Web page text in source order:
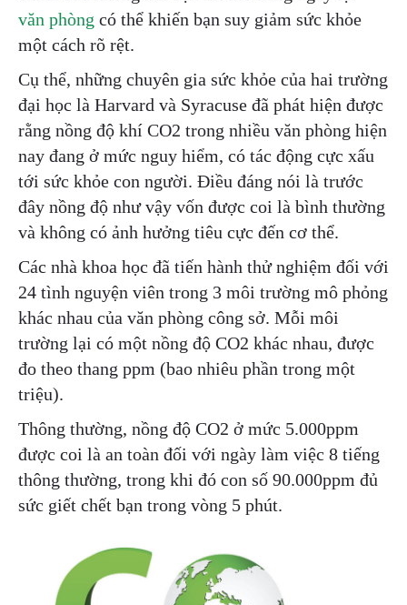
văn phòng có thể khiến bạn suy giảm sức khỏe
một cách rõ rệt.
Cụ thể, những chuyên gia sức khỏe của hai trường
đại học là Harvard và Syracuse đã phát hiện được
rằng nồng độ khí CO2 trong nhiều văn phòng hiện
nay đang ở mức nguy hiểm, có tác động cực xấu
tới sức khỏe con người. Điều đáng nói là trước
đây nồng độ như vậy vốn được coi là bình thường
và không có ảnh hưởng tiêu cực đến cơ thể.
Các nhà khoa học đã tiến hành thử nghiệm đối với
24 tình nguyện viên trong 3 môi trường mô phỏng
khác nhau của văn phòng công sở. Mỗi môi
trường lại có một nồng độ CO2 khác nhau, được
đo theo thang ppm (bao nhiêu phần trong một
triệu).
Thông thường, nồng độ CO2 ở mức 5.000ppm
được coi là an toàn đối với ngày làm việc 8 tiếng
thông thường, trong khi đó con số 90.000ppm đủ
sức giết chết bạn trong vòng 5 phút.
Gửi yêu cầu